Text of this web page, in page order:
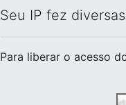
Seu IP fez
Para liberar o acesso